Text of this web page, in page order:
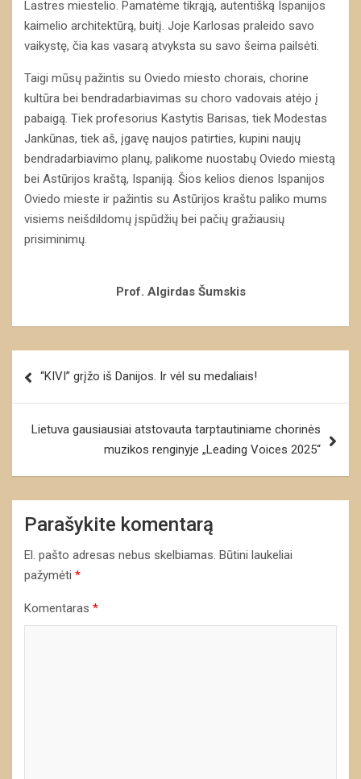
Lastres miestelio. Pamatėme tikrąją, autentišką Ispanijos
kaimelio architektūrą, buitį. Joje Karlosas praleido savo
vaikystę, čia kas vasarą atvyksta su savo šeima pailsėti.
Taigi mūsų pažintis su Oviedo miesto chorais, chorine
kultūra bei bendradarbiavimas su choro vadovais atėjo į
pabaigą. Tiek profesorius Kastytis Barisas, tiek Modestas
Jankūnas, tiek aš, įgavę naujos patirties, kupini naujų
bendradarbiavimo planų, palikome nuostabų Oviedo miestą
bei Astūrijos kraštą, Ispaniją. Šios kelios dienos Ispanijos
Oviedo mieste ir pažintis su Astūrijos kraštu paliko mums
visiems neišdildomų įspūdžių bei pačių gražiausių
prisiminimų.
Prof. Algirdas Šumskis
tarp“KIVI” grįžo iš Danijos. Ir vėl su medaliais!
Lietuva gausiausiai atstovauta tarptautiniame chorinės
muzikos renginyje „Leading Voices 2025“
Parašykite komentarą
El. pašto adresas nebus skelbiamas. Būtini laukeliai
pažymėti *
Komentaras *